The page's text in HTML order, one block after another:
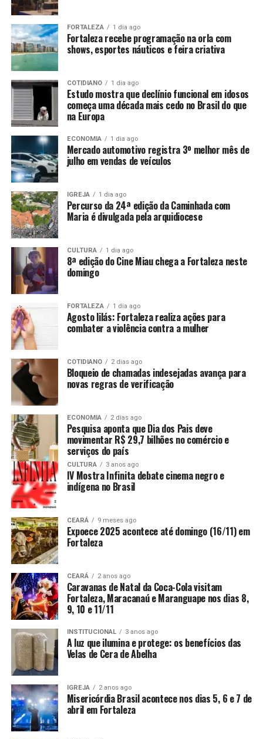
FORTALEZA 1 dia ago
Fortaleza recebe programação na orla com
shows, esportes náuticos e feira criativa
COTIDIANO 1 dia ago
Estudo mostra que declínio funcional em idosos
começa uma década mais cedo no Brasil do que
na Europa
ECONOMIA 1 dia ago
Mercado automotivo registra 3º melhor mês de
julho em vendas de veículos
IGREJA 1 dia ago
Percurso da 24ª edição da Caminhada com
Maria é divulgada pela arquidiocese
CULTURA 1 dia ago
8ª edição do Cine Miau chega a Fortaleza neste
domingo
FORTALEZA 1 dia ago
Agosto lilás: Fortaleza realiza ações para
combater a violência contra a mulher
COTIDIANO 2 dias ago
Bloqueio de chamadas indesejadas avança para
novas regras de verificação
ECONOMIA 2 dias ago
Pesquisa aponta que Dia dos Pais deve
movimentar R$ 29,7 bilhões no comércio e
serviços do país
CULTURA 3 anos ago
IV Mostra Infinita debate cinema negro e
indígena no Brasil
CEARÁ 9 meses ago
Expoece 2025 acontece até domingo (16/11) em
Fortaleza
CEARÁ 2 anos ago
Caravanas de Natal da Coca-Cola visitam
Fortaleza, Maracanaú e Maranguape nos dias 8,
9, 10 e 11/11
INSTITUCIONAL 3 anos ago
A luz que ilumina e protege: os benefícios das
Velas de Cera de Abelha
IGREJA 2 anos ago
Misericórdia Brasil acontece nos dias 5, 6 e 7 de
abril em Fortaleza